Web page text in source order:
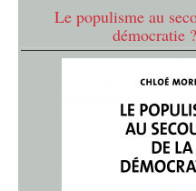
Le populisme au
démocratie ?